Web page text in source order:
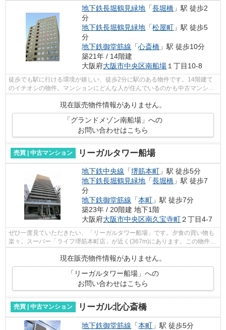
地下鉄長堀鶴見緑地 「長堀橋 」駅 徒歩2
分
地下鉄長堀鶴見緑地 「松屋町 」駅 徒歩5
分
地下鉄御堂筋線 「心斎橋 」駅 徒歩10分
築21年 / 14階建
大阪府大阪市中央区南船場 １丁目10-8
徒歩でも駅に行ける環境が嬉しい、徒歩2分に駅のある物件です。14階建て
のイチオシの物件。マンションにどんな人が住んでいるのかも中古マンショ
ンなら事前に知れます。当社がオススメ...
現在販売物件情報がありません。
「グランドメゾン南船場」への
お問い合わせはこちら
売買 | 中古マンション リーガルタワー船場
地下鉄中央線 「堺筋本町 」駅 徒歩5分
地下鉄長堀鶴見緑地 「長堀橋 」駅 徒歩7
分
地下鉄御堂筋線 「本町 」駅 徒歩7分
築23年 / 20階建 地下1階
大阪府大阪市中央区南久宝寺町２丁目4-7
ぜひ一度見ていただきたい、「リーガルタワー船場」です。夕食の買い物も
楽々。スーパー「ライフ堺筋本町店」が近く(367m)にあります。この物件は
現在販売物件情報がありません。
「リーガルタワー船場」への
お問い合わせはこちら
売買 | 中古マンション リーガル北心斎橋
地下鉄御堂筋線 「本町 」駅 徒歩5分